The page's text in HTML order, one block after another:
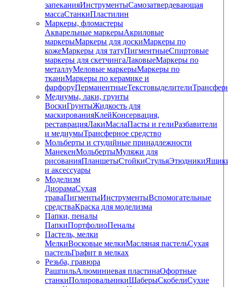
запеканияИнструментыСамозатвердевающая
массаСтанкиПластилин
Маркеры, фломастеры
Акварельные маркерыАкриловые
маркерыМаркеры для доскиМаркеры по
кожеМаркеры для татуПигментныеCпиртовые
маркеры для скетчингаЛаковыеМаркеры по
металлуМеловые маркерыМаркеры по
тканиМаркеры по керамике и
фарфоруПерманентныеТекстовыделители
Медиумы, лаки, грунты
ВоскиГрунтыЖидкость для
маскированияКлейКонсервация,
реставрацияЛакиМаслаПасты и гелиРазбавители
и медиумыТрансферное средство
Мольберты и студийные принадлежности
МанекенМольбертыМуляжи для
рисованияПланшетыСтойкиСтульяЭтюдники
и аксессуары
Моделизм
ДиорамаСухая
траваПигментыИнструментыВспомогательные
средстваКраска для моделизма
Папки, пеналы
ПапкиПортфолиоПеналы
Пастель, мелки
МелкиВосковые мелкиМасляная пастельСухая
пастельГрафит в мелках
Резьба, гравюра
РашпильАлюминиевая пластинаОфортные
станкиПолировальникиШаберыСкобелиСухие